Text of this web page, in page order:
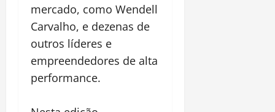
mercado, como Wendell
Carvalho, e dezenas de
outros líderes e
empreendedores de alta
performance.